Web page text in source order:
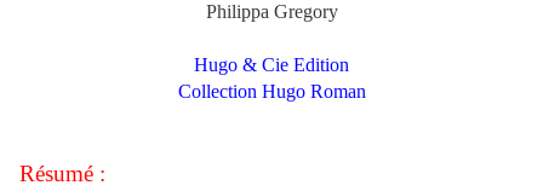
Philippa Gregory
Hugo & Cie Edition
Collection Hugo Roman
Résumé :